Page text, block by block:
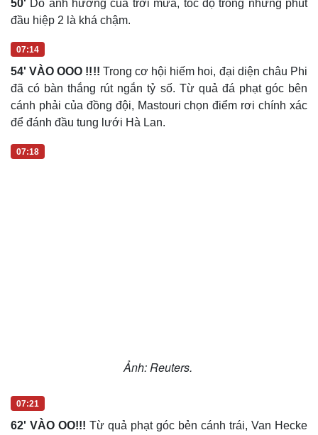
50' Do ảnh hưởng của trời mưa, tốc độ trong những phút
đầu hiệp 2 là khá chậm.
07:14
54' VÀO OOO !!!! Trong cơ hội hiếm hoi, đại diện châu Phi
đã có bàn thắng rút ngắn tỷ số. Từ quả đá phạt góc bên
cánh phải của đồng đội, Mastouri chọn điểm rơi chính xác
để đánh đầu tung lưới Hà Lan.
07:18
Ảnh: Reuters.
07:21
62' VÀO OO!!! Từ quả phạt góc bẻn cánh trái, Van Hecke